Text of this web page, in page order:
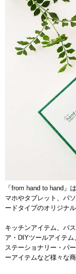
「from hand to hand」
マホやタブレット、パ
ードタイプのオリジナ
キッチンアイテム、バ
ア・DIYツールアイテム
ステーショナリー・パ
ーアイテムなど様々な